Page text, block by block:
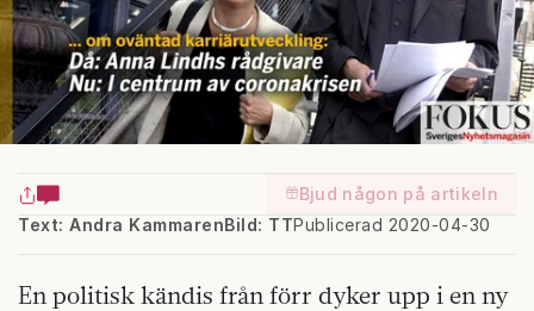
Bjud någon på artikeln
Text: Andra Kammaren
Publicerad 2020-04-30
Bild: TT
En politisk kändis från förr dyker upp i en ny